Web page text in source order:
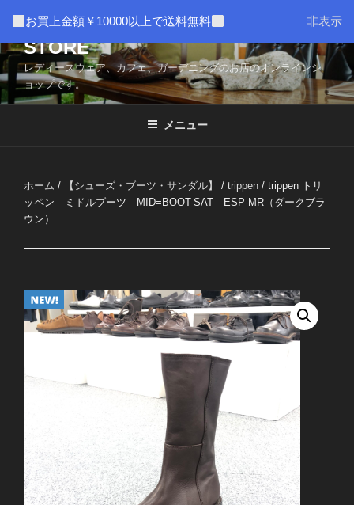
お買上金額￥10000以上で送料無料 非表示
テ
ン
ツ
へ
AMUSER * CAFE HOME WEB
STORE
レディースウェア、カフェ、ガーデニングのお店のオンラインシ
ョップです。
メニュー
ホーム / 【シューズ・ブーツ・サンダル】 / trippen / trippen トリ
ッペン ミドルブーツ MID=BOOT-SAT ESP-MR（ダークブラ
ウン）